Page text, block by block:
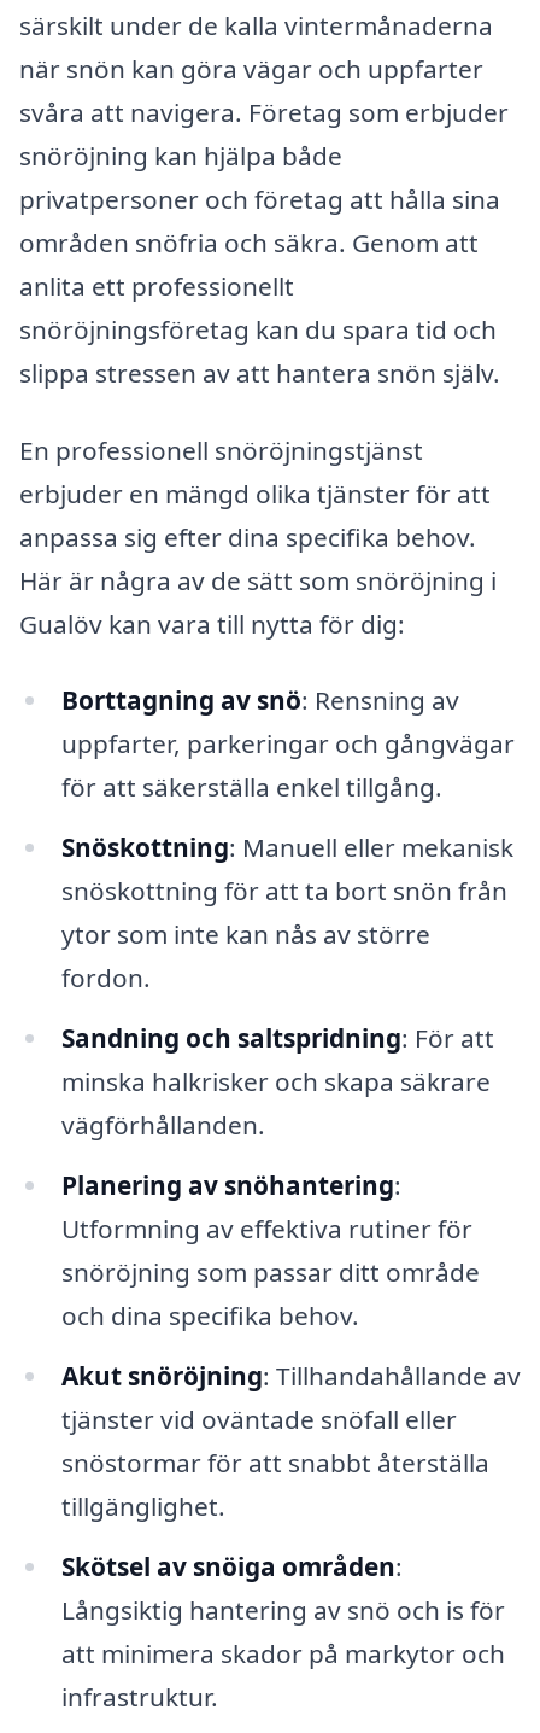
särskilt under de kalla vintermånaderna
när snön kan göra vägar och uppfarter
svåra att navigera. Företag som erbjuder
snöröjning kan hjälpa både
privatpersoner och företag att hålla sina
områden snöfria och säkra. Genom att
anlita ett professionellt
snöröjningsföretag kan du spara tid och
slippa stressen av att hantera snön själv.
En professionell snöröjningstjänst
erbjuder en mängd olika tjänster för att
anpassa sig efter dina specifika behov.
Här är några av de sätt som snöröjning i
Gualöv kan vara till nytta för dig:
Borttagning av snö: Rensning av
uppfarter, parkeringar och gångvägar
för att säkerställa enkel tillgång.
Snöskottning: Manuell eller mekanisk
snöskottning för att ta bort snön från
ytor som inte kan nås av större
fordon.
Sandning och saltspridning: För att
minska halkrisker och skapa säkrare
vägförhållanden.
Planering av snöhantering:
Utformning av effektiva rutiner för
snöröjning som passar ditt område
och dina specifika behov.
Akut snöröjning: Tillhandahållande av
tjänster vid oväntade snöfall eller
snöstormar för att snabbt återställa
tillgänglighet.
Skötsel av snöiga områden:
Långsiktig hantering av snö och is för
att minimera skador på markytor och
infrastruktur.